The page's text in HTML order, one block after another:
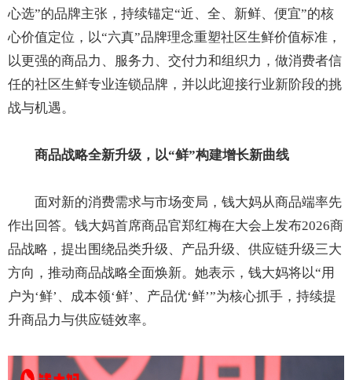
心选”的品牌主张，持续锚定“近、全、新鲜、便宜”的核
心价值定位，以“六真”品牌理念重塑社区生鲜价值标准，
以更强的商品力、服务力、交付力和组织力，做消费者信
任的社区生鲜专业连锁品牌，并以此迎接行业新阶段的挑
战与机遇。
商品战略全新升级，以“鲜”构建增长新曲线
面对新的消费需求与市场变局，钱大妈从商品端率先
作出回答。钱大妈首席商品官郑红梅在大会上发布2026商
品战略，提出围绕品类升级、产品升级、供应链升级三大
方向，推动商品战略全面焕新。她表示，钱大妈将以“用
户为‘鲜’、成本领‘鲜’、产品优‘鲜’”为核心抓手，持续提
升商品力与供应链效率。